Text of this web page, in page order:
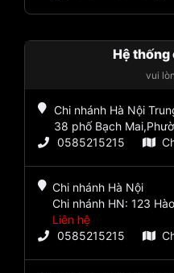
Hệ
vui
Chi nhánh Hà Nội
38 phố Bạch
0585215215
Chi nhánh Hà Nội
Chi nhánh HN: 123
Liên hệ
0585215215